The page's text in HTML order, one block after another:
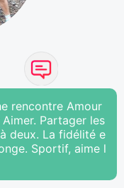
rencontre Amour
Partager les
deux. La fidélité e
Sportif, aime l